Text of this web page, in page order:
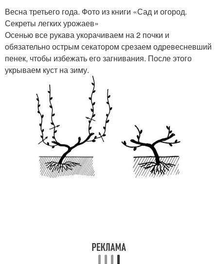
Весна третьего года. Фото из книги «Сад и огород.
Секреты легких урожаев»
Осенью все рукава укорачиваем на 2 почки и
обязательно острым секатором срезаем одревесневший
пенек, чтобы избежать его загнивания. После этого
укрываем куст на зиму.